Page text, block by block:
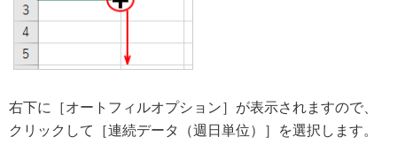
右下に［オートフィルオプション］が表示されますので、
クリックして［連続データ（週日単位）］を選択します。